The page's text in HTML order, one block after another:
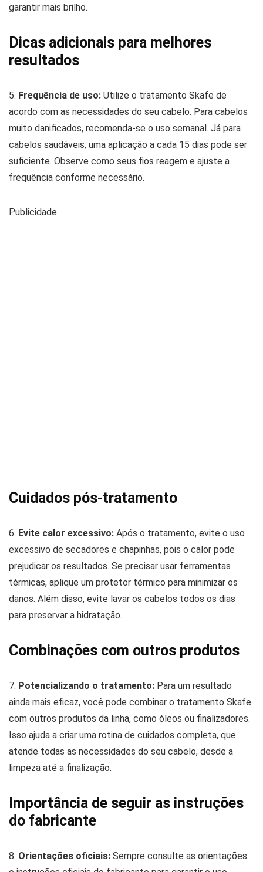
garantir mais brilho.
Dicas adicionais para melhores
resultados
5. Frequência de uso: Utilize o tratamento Skafe de
acordo com as necessidades do seu cabelo. Para cabelos
muito danificados, recomenda-se o uso semanal. Já para
cabelos saudáveis, uma aplicação a cada 15 dias pode ser
suficiente. Observe como seus fios reagem e ajuste a
frequência conforme necessário.
Publicidade
Cuidados pós-tratamento
6. Evite calor excessivo: Após o tratamento, evite o uso
excessivo de secadores e chapinhas, pois o calor pode
prejudicar os resultados. Se precisar usar ferramentas
térmicas, aplique um protetor térmico para minimizar os
danos. Além disso, evite lavar os cabelos todos os dias
para preservar a hidratação.
Combinações com outros produtos
7. Potencializando o tratamento: Para um resultado
ainda mais eficaz, você pode combinar o tratamento Skafe
com outros produtos da linha, como óleos ou finalizadores.
Isso ajuda a criar uma rotina de cuidados completa, que
atende todas as necessidades do seu cabelo, desde a
limpeza até a finalização.
Importância de seguir as instruções
do fabricante
8. Orientações oficiais: Sempre consulte as orientações